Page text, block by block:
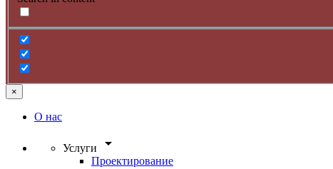
×
О нас
Услуги arrow_drop_down
Проектирование